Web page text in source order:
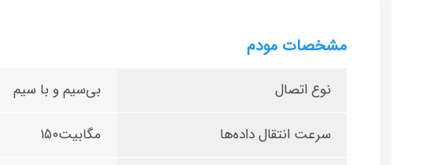
مشخصات مودم
نوع اتصال بی‌سیم و با سیم
سرعت انتقال داده‌ها مگابیت۱۵۰